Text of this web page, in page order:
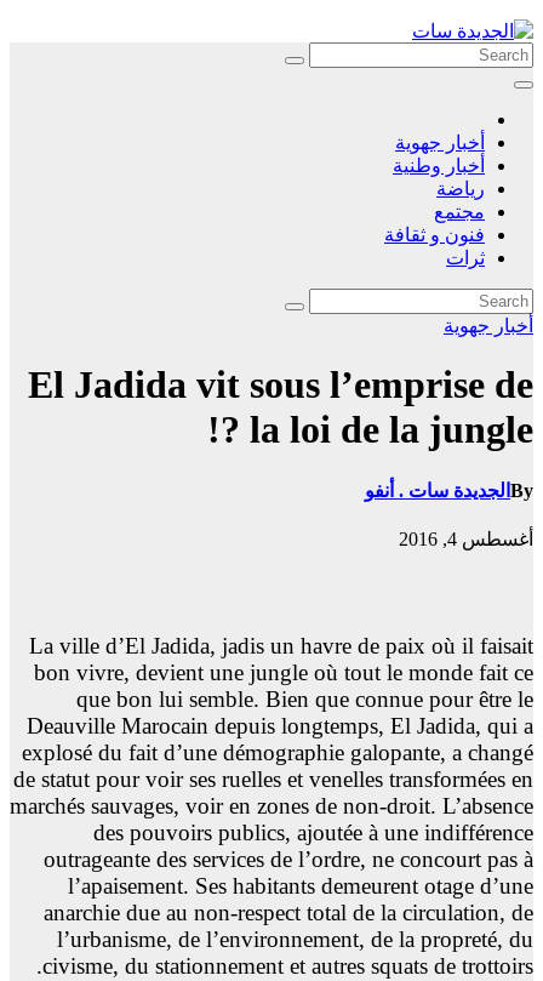
Skip
to
content
أخبار جهوية
أخبار وطنية
رياضة
مجتمع
فنون و ثقافة
ثرات
أخبار جهوية
El Jadida vit sous l’emprise de
la loi de la jungle ?!
By الجديدة سات . أنفو
أغسطس 4, 2016
La ville d’El Jadida, jadis un havre de paix où il faisait
bon vivre, devient une jungle où tout le monde fait ce
que bon lui semble. Bien que connue pour être le
Deauville Marocain depuis longtemps, El Jadida, qui a
explosé du fait d’une démographie galopante, a changé
de statut pour voir ses ruelles et venelles transformées en
marchés sauvages, voir en zones de non-droit. L’absence
des pouvoirs publics, ajoutée à une indifférence
outrageante des services de l’ordre, ne concourt pas à
l’apaisement. Ses habitants demeurent otage d’une
anarchie due au non-respect total de la circulation, de
l’urbanisme, de l’environnement, de la propreté, du
civisme, du stationnement et autres squats de trottoirs.